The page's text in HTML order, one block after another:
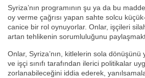
Syriza’nın programının şu ya da bu
oy verme çağrısı yapan sahte solcu
canice bir rol oynuyorlar. Onlar, işçileri
artan tehlikenin sorumluluğunu
Onlar, Syriza’nın, kitlelerin sola dönüşünü
ve işçi sınıfı tarafından ilerici politikalar
zorlanabileceğini iddia ederek,